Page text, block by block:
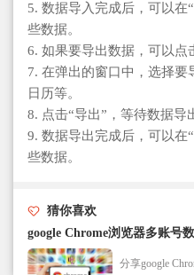
5. 数据导入完成后，可以在
些数据。
6. 如果要导出数据，可以点
7. 在弹出的窗口中，选择要
日历等。
8. 点击“导出”，等待数据导
9. 数据导出完成后，可以在
些数据。
猜你喜欢
google Chrome浏览器多账号
分享google